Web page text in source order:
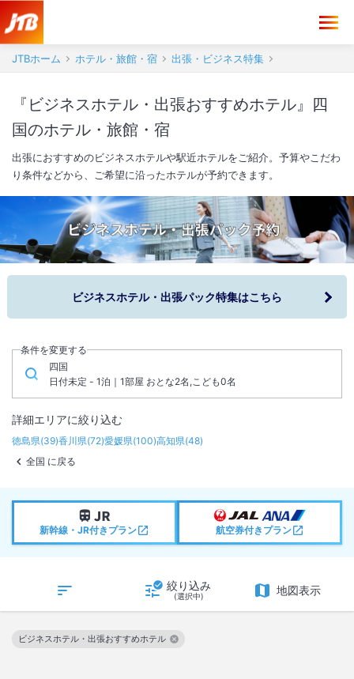
JTBホーム ホテル・旅館・宿 出張・ビジネス特集
『ビジネスホテル・出張おすすめホテル』四
国のホテル・旅館・宿
出張におすすめのビジネスホテルや駅近ホテルをご紹介。予算やこだわ
り条件などから、ご希望に沿ったホテルが予約できます。
ビジネスホテル・出張パック特集はこちら
条件を変更する
四国
日付未定 - 1泊｜1部屋 おとな2名,こども0名
詳細エリアに絞り込む
徳島県(39)香川県(72)愛媛県(100)高知県(48)
全国 に戻る
新幹線・JR付きプラン 航空券付きプラン
絞り込み
(選択中) 地図表示
ビジネスホテル・出張おすすめホテル
この絞り込み条件を解除